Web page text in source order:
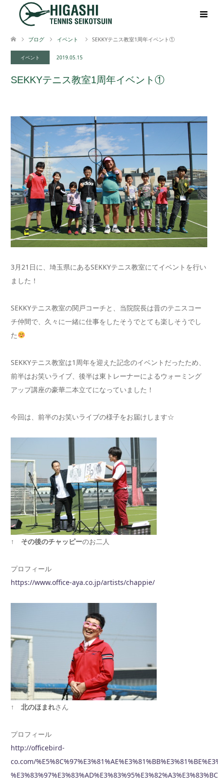
ブログ イベント SEKKYテニス教室1周年イベント①
イベント 2019.05.15
SEKKYテニス教室1周年イベント①
3月21日に、埼玉県にあるSEKKYテニス教室にてイベントを行い
ました！
SEKKYテニス教室の関戸コーチと、当院院長は昔のテニスコー
チ仲間で、久々に一緒に仕事をしたそうでとても楽しそうでし
た
SEKKYテニス教室は1周年を迎えた記念のイベントだったため、
前半はお笑いライブ、後半は東トレーナーによるウォーミング
アップ講座の豪華二本立てになっていました！
今回は、前半のお笑いライブの様子をお届けします☆
↑ その後のチャッピーのお二人
プロフィール
https://www.office-aya.co.jp/artists/chappie/
↑ 北のほまれさん
プロフィール
http://officebird-
co.com/